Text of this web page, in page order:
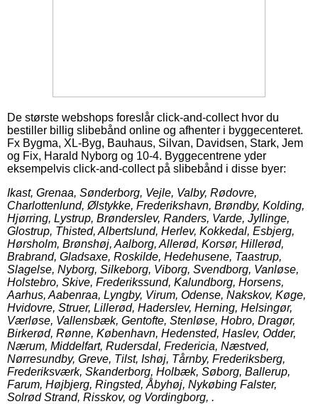
De største webshops foreslår click-and-collect hvor du
bestiller billig slibebånd online og afhenter i byggecenteret.
Fx Bygma, XL-Byg, Bauhaus, Silvan, Davidsen, Stark, Jem
og Fix, Harald Nyborg og 10-4. Byggecentrene yder
eksempelvis click-and-collect på slibebånd i disse byer:
Ikast, Grenaa, Sønderborg, Vejle, Valby, Rødovre,
Charlottenlund, Ølstykke, Frederikshavn, Brøndby, Kolding,
Hjørring, Lystrup, Brønderslev, Randers, Varde, Jyllinge,
Glostrup, Thisted, Albertslund, Herlev, Kokkedal, Esbjerg,
Hørsholm, Brønshøj, Aalborg, Allerød, Korsør, Hillerød,
Brabrand, Gladsaxe, Roskilde, Hedehusene, Taastrup,
Slagelse, Nyborg, Silkeborg, Viborg, Svendborg, Vanløse,
Holstebro, Skive, Frederikssund, Kalundborg, Horsens,
Aarhus, Aabenraa, Lyngby, Virum, Odense, Nakskov, Køge,
Hvidovre, Struer, Lillerød, Haderslev, Herning, Helsingør,
Værløse, Vallensbæk, Gentofte, Stenløse, Hobro, Dragør,
Birkerød, Rønne, København, Hedensted, Haslev, Odder,
Nærum, Middelfart, Rudersdal, Fredericia, Næstved,
Nørresundby, Greve, Tilst, Ishøj, Tårnby, Frederiksberg,
Frederiksværk, Skanderborg, Holbæk, Søborg, Ballerup,
Farum, Højbjerg, Ringsted, Åbyhøj, Nykøbing Falster,
Solrød Strand, Risskov, og Vordingborg, .